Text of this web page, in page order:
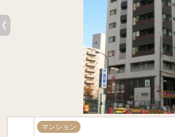
マンション